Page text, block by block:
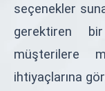
seçenekler
gerektiren
müşterilere
ihtiyaçlarına